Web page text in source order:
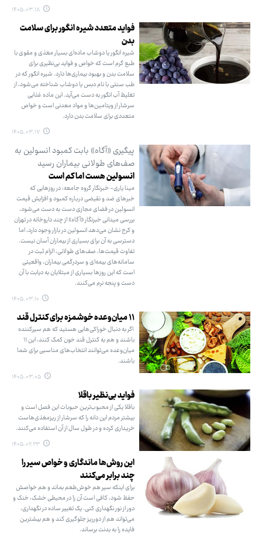
۱۴۰۵.۰۳.۱۸
فواید متعدد شیره انگور برای سلامت
بدن
شیره انگور یا دوشاب ماده‌ای بسیار مغذی و مقوی با
طبع گرم است که خواص و فواید بی‌نظیری برای
سلامت بدن و بهبود بیماری‌ها دارد. شیره انگور که در
طب سنتی با نام دبس یا دوشاب شناخته می‌شود، از
تغلیظ آب انگور به دست می‌آید. این ماده غذایی
سرشار از ویتامین‌ها و مواد معدنی است و خواص
متعددی برای سلامت بدن دارد.
۱۴۰۵.۰۳.۱۷
پیگیری «آگاه» بابت کمبود انسولین به
صف‌های طولانی بیماران رسید
انسولین هست اما کم است
مینا یاری- خبرنگار گروه جامعه: در روزهایی که
خبرهای ضد و نقیضی درباره کمبود و افزایش قیمت
انسولین در فضای مجازی دست به دست می‌شود،
بررسی میدانی خبرنگار «آگاه» از چند داروخانه در تهران
و کرج نشان می‌دهد انسولین در بازار وجود دارد، اما
دسترسی به آن برای بسیاری از بیماران آسان نیست.
تفاوت قیمت‌ها، صف‌های طولانی، الزام ثبت در
سامانه‌های بیمه‌ای و سردرگمی بیماران، واقعیتی
است که این روزها بسیاری از مبتلایان به دیابت با آن
دست و پنجه نرم می‌کنند.
۱۴۰۵.۰۳.۱۰
۱۱ میان‌وعده خوشمزه برای کنترل قند
اگر به دنبال خوراکی‌هایی هستید که هم سیرکننده
باشند و هم به کنترل قند خون کمک کنند، این ۱۱
میان‌وعده می‌توانند انتخاب‌های مناسبی برای شما
باشند.
۱۴۰۵.۰۳.۰۵
فواید بی‌نظیر باقلا
باقلا یکی از محبوب‌ترین حبوبات این فصل است و
بیشتر مردم این دانه را که سرشار از ریزمغذی‌هاست
خریداری کرده و در طول سال از آن استفاده می‌کنند.
۱۴۰۵.۰۲.۲۳
این روش‌ها ماندگاری و خواص سیر را
چند برابر می‌کنند
برای اینکه سیر هم خوش‌طعم بماند و هم خواصش
حفظ شود، کافی است آن را در محیطی خشک، خنک و
دور از نور نگهداری کنی. یک تغییر ساده در نگهداری،
می‌تواند هم از دورریز جلوگیری کند و هم بیشترین
فایده را به بدنت برساند.